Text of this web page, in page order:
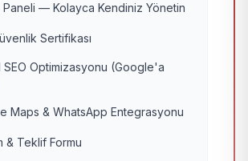
Paneli — Kolayca Kendiniz Yönetin
Sertifikası
SEO Optimizasyonu (Google'a
Maps & WhatsApp Entegrasyonu
& Teklif Formu